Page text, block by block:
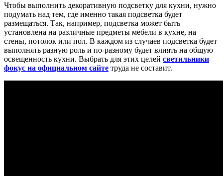
Чтобы выполнить декоративную подсветку для кухни, нужно
подумать над тем, где именно такая подсветка будет
размещаться. Так, например, подсветка может быть
установлена на различные предметы мебели в кухне, на
стены, потолок или пол. В каждом из случаев подсветка будет
выполнять разную роль и по-разному будет влиять на общую
освещенность кухни. Выбрать для этих целей светильники
фокус на официальном сайте труда не составит.